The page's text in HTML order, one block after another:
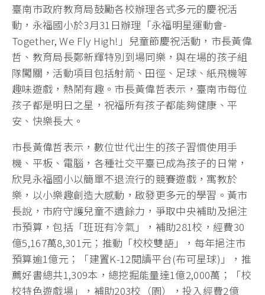
臺南市政府教育局鼓勵各校辦理各式多元的慶祝活
動，永福國小於3月31日辦理「永福明星運動會-
Together, We Fly High!」兒童節慶祝活動，市長黃偉
哲、教育局長鄭新輝特別到場同樂，與在場的孩子組
隊闖關，活動項目包括射箭、田徑、足球、紙飛機等
趣味遊戲，熱鬧有趣。市長黃偉哲表示，臺南市每位
孩子都是明日之星，祝福所有孩子都能夠健康、平
安、快樂長大。
市長黃偉哲表示，數位世代出生的孩子習慣使用手
機、平板、電腦，各種社交平臺已成為孩子的日常，
欣見永福國小以簡單不退流行的競賽遊戲，寓教於
樂，以小樂趣創造大感動，啟發更多元的學習。黃市
長說，市府守護兒童不遺餘力，爭取中央補助及挹注
市預算，包括「班班有冷氣」，補助281校，經費30
億5,167萬8,301元；推動「校校雙語」，每年挹注市
預算逾1億元；「建置K-12閱讀平台(布可星球)」，推
薦好書總共1,309本，總挖掘能量達1億2,000萬；「校
校特色遊戲場」，補助203校（園），投入經費2億